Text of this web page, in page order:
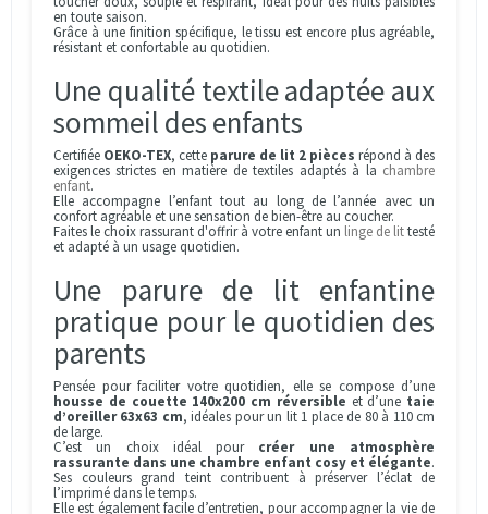
en toute saison.
Grâce à une finition spécifique, le tissu est encore plus agréable,
résistant et confortable au quotidien.
Une qualité textile adaptée aux
sommeil des enfants
Certifiée OEKO-TEX, cette parure de lit 2 pièces répond à des
exigences strictes en matière de textiles adaptés à la chambre
enfant.
Elle accompagne l’enfant tout au long de l’année avec un
confort agréable et une sensation de bien-être au coucher.
Faites le choix rassurant d'offrir à votre enfant un linge de littesté
et adapté à un usage quotidien.
Une parure de lit enfantine
pratique pour le quotidien des
parents
Pensée pour faciliter votre quotidien, elle se compose d’une
housse de couette 140x200 cm réversible et d’une taie
d’oreiller 63x63 cm, idéales pour un lit 1 place de 80 à 110 cm
de large.
C’est un choix idéal pour créer une atmosphère
rassurante dans une chambre enfant cosy et élégante.
Ses couleurs grand teint contribuent à préserver l’éclat de
l’imprimé dans le temps.
Elle est également facile d’entretien, pour accompagner la vie de